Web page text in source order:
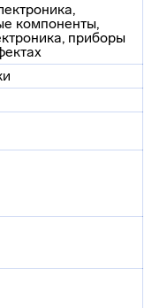
компоненты,
приборы